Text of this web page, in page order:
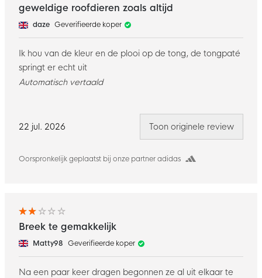
22 jul. 2026
Oorspronkelijk geplaatst bij onze partner adidas
geweldige roofdieren zoals altijd
daze Geverifieerde koper
Ik hou van de kleur en de plooi op de tong, de tongpaté
springt er echt uit
Automatisch vertaald
Toon originele review
Breek te gemakkelijk
Matty98 Geverifieerde koper
Na een paar keer dragen begonnen ze al uit elkaar te